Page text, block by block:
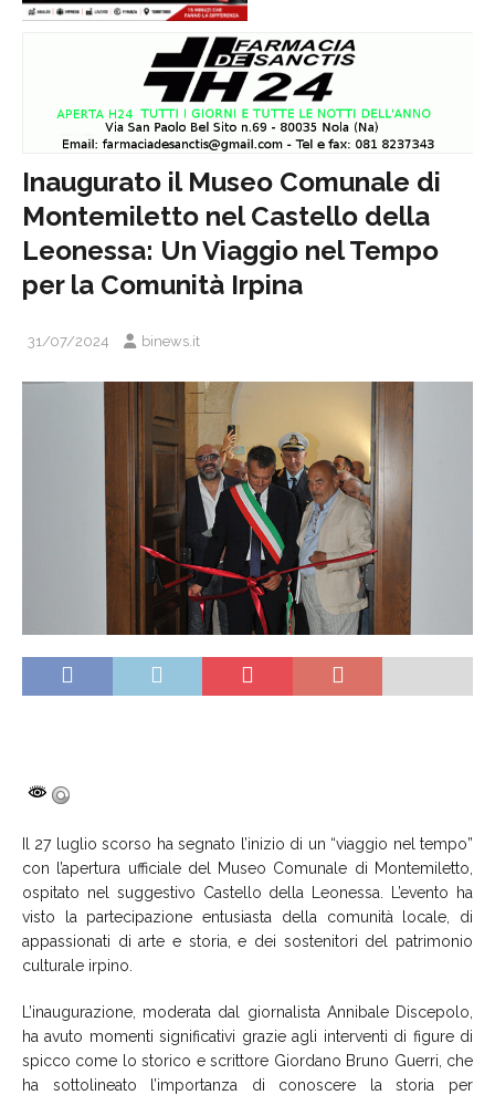
Inaugurato il Museo Comunale di
Montemiletto nel Castello della
Leonessa: Un Viaggio nel Tempo
per la Comunità Irpina
31/07/2024 binews.it
Il 27 luglio scorso ha segnato l’inizio di un “viaggio nel tempo”
con l’apertura ufficiale del Museo Comunale di Montemiletto,
ospitato nel suggestivo Castello della Leonessa. L’evento ha
visto la partecipazione entusiasta della comunità locale, di
appassionati di arte e storia, e dei sostenitori del patrimonio
culturale irpino.
L’inaugurazione, moderata dal giornalista Annibale Discepolo,
ha avuto momenti significativi grazie agli interventi di figure di
spicco come lo storico e scrittore Giordano Bruno Guerri, che
ha sottolineato l’importanza di conoscere la storia per